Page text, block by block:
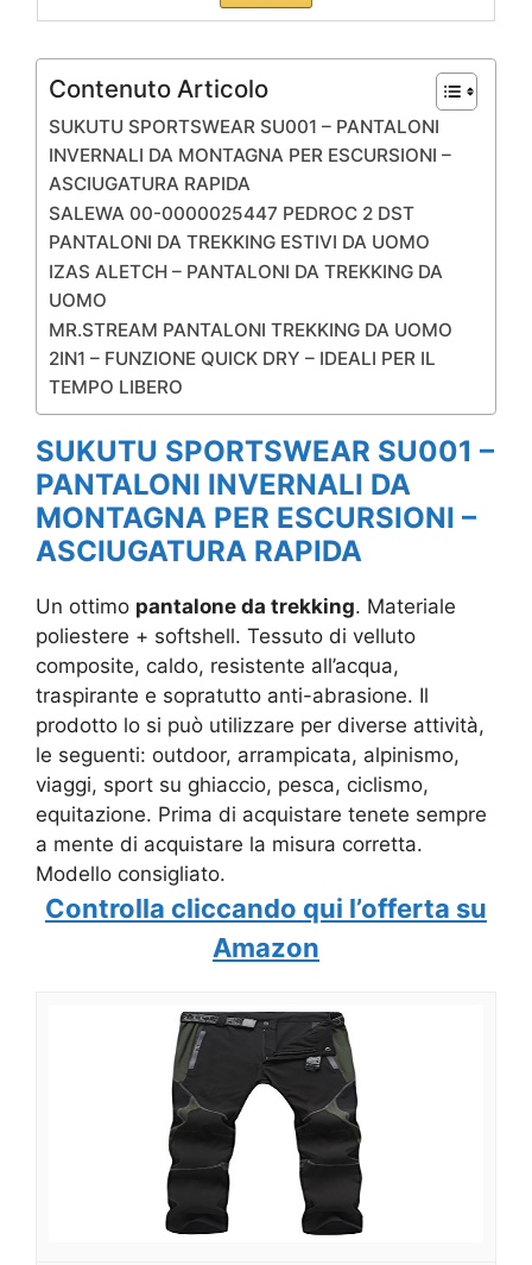
Contenuto Articolo
SUKUTU SPORTSWEAR SU001 – PANTALONI
INVERNALI DA MONTAGNA PER ESCURSIONI –
ASCIUGATURA RAPIDA
SALEWA 00-0000025447 PEDROC 2 DST
PANTALONI DA TREKKING ESTIVI DA UOMO
IZAS ALETCH – PANTALONI DA TREKKING DA
UOMO
MR.STREAM PANTALONI TREKKING DA UOMO
2IN1 – FUNZIONE QUICK DRY – IDEALI PER IL
TEMPO LIBERO
SUKUTU SPORTSWEAR SU001 –
PANTALONI INVERNALI DA
MONTAGNA PER ESCURSIONI –
ASCIUGATURA RAPIDA
Un ottimo pantalone da trekking. Materiale
poliestere + softshell. Tessuto di velluto
composite, caldo, resistente all’acqua,
traspirante e sopratutto anti-abrasione. Il
prodotto lo si può utilizzare per diverse attività,
le seguenti: outdoor, arrampicata, alpinismo,
viaggi, sport su ghiaccio, pesca, ciclismo,
equitazione. Prima di acquistare tenete sempre
a mente di acquistare la misura corretta.
Modello consigliato.
Controlla cliccando qui l’offerta su
Amazon